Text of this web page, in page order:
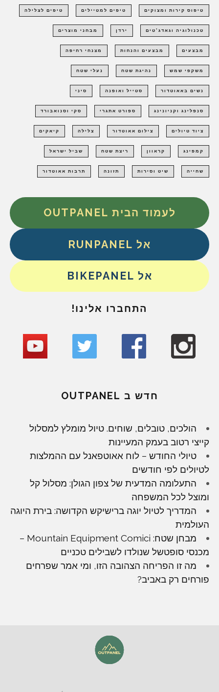
טיפוס קירות ומצוקים טיפים למטיילים טיפים לצלילה
טכנולוגיה וגאדג'טים ירדן מבחני מוצרים
מבצעים מבצעים והנחות מצנחי רחיפה
משקפי שמש נהיגת שטח נעלי שטח
נשים באאוטדור סטייל ואופנה סיני
סנפלינג וקניונינג ספורט אתגרי סקי וסנואבורד
ציוד טיולים צילום אאוטדור צלילה קיאקים
קמפינג קראוון ריצת שטח שביל ישראל
שחייה שיט וסירות תזונה תרבות אאוטדור
לעמוד הבית OUTPANEL
אל RUNPANEL
אל BIKEPANEL
התחברו אלינו!
חדש ב OUTPANEL
הולכים, טובלים, שוחים. טיול מומלץ למסלול
קייצי רטוב בעמק המעיינות
טיולי החודש – לוח אאוטפאנל עם ההמלצות
לטיולים לפי חודשים
התעלומה המדעית של צפון הגולן: מסלול קל
ומוצל לכל המשפחה
המדריך לטיול יוגה ברישיקש הקדושה: בירת היוגה
העולמית
מבחן שטח: Mountain Equipment Comici –
מכנסי סופטשל שנולדו לשבילים טכניים
מה זו הפריחה הצהובה הזו, ומי אמר שפרחים
פורחים רק באביב?